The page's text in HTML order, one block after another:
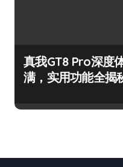
真我GT8 Pro深度
满，实用功能全揭